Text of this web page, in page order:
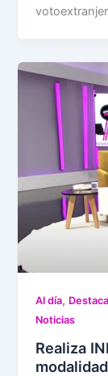
Al día,
Noticias
Realiza